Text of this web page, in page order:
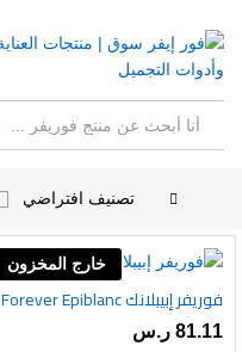
تصنيف افتراضي
خارج المخزون
أضف
فوريفر إبيبلانك Forever Epiblanc
81.11 ر.س